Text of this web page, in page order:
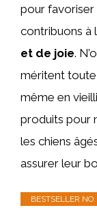
pour
contribuons à
et de joie.
méritent
même en
produits pour
les chiens
assurer leur
BESTSELLER NO.